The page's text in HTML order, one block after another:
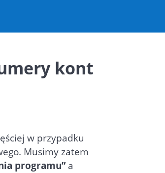
kont
w przypadku
Musimy zatem
programu”a